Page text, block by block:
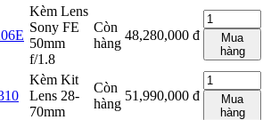
Kèm Lens
Sony FE
50mm
f/1.8
Còn
hàng
48,280,000 đ
Mua
hàng
Kèm Kit
Lens 28-
70mm
Còn
hàng
51,990,000 đ
Mua
hàng